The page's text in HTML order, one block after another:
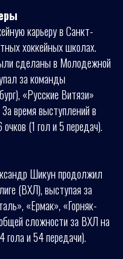
карьеру в Санкт-
хоккейных школах.
сделаны в Молодежной
за команды
«Русские Витязи»
время выступлений в
(1 гол и 5 передач).
Шикун продолжил
(ВХЛ), выступая за
«Ермак», «Горняк-
сложности за ВХЛ на
гола и 54 передачи).